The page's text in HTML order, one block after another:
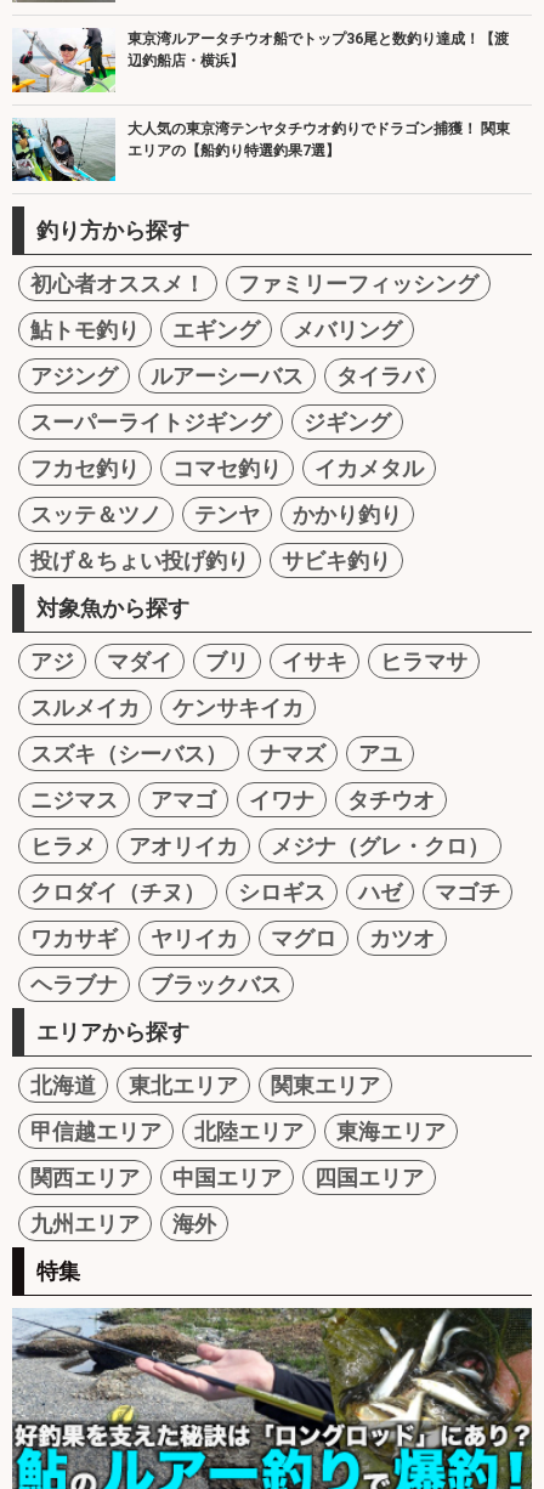
東京湾ルアータチウオ船でトップ36尾と数釣り達成！【渡
辺釣船店・横浜】
大人気の東京湾テンヤタチウオ釣りでドラゴン捕獲！ 関東
エリアの【船釣り特選釣果7選】
釣り方から探す
初心者オススメ！
ファミリーフィッシング
鮎トモ釣り
エギング
メバリング
アジング
ルアーシーバス
タイラバ
スーパーライトジギング
ジギング
フカセ釣り
コマセ釣り
イカメタル
スッテ＆ツノ
テンヤ
かかり釣り
投げ＆ちょい投げ釣り
サビキ釣り
対象魚から探す
アジ マダイ ブリ イサキ
ヒラマサ
スルメイカ
ケンサキイカ
スズキ（シーバス）
ナマズ
アユ
ニジマス
アマゴ イワナ
タチウオ
ヒラメ
アオリイカ
メジナ（グレ・クロ）
クロダイ（チヌ）
シロギス ハゼ
マゴチ
ワカサギ
ヤリイカ マグロ
カツオ
ヘラブナ
ブラックバス
エリアから探す
北海道 東北エリア
関東エリア
甲信越エリア
北陸エリア
東海エリア
関西エリア
中国エリア
四国エリア
九州エリア
海外
特集